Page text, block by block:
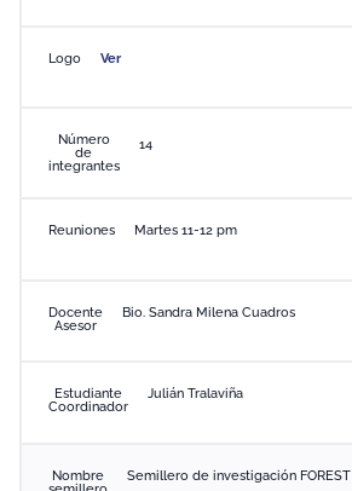
Logo Ver
Número
de
integrantes
14
Reuniones Martes 11-12 pm
Docente
Asesor
Bio. Sandra Milena Cuadros
Estudiante
Coordinador
Julián Tralaviña
Nombre
Semillero de investigación FOREST